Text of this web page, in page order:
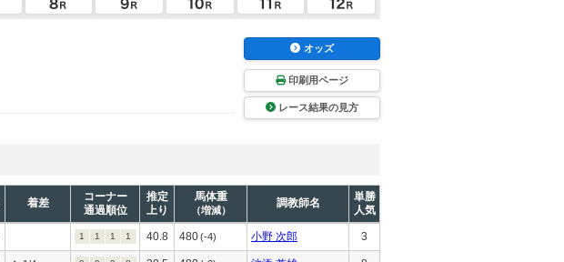
オッズ
印刷用ページ
レース結果の見方
着差
コーナー
通過順位
推定
上り
馬体重
（増減）
調教師名
単勝
人気
1 1 1 1 40.8 480(-4) 小野 次郎 3